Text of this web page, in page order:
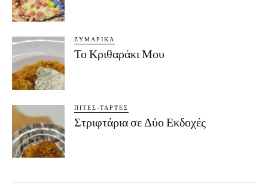
ΖΥΜΑΡΙΚΆ
Το Κριθαράκι Μου
ΠΊΤΕΣ-ΤΆΡΤΕΣ
Στριφτάρια σε Δύο Εκδοχές